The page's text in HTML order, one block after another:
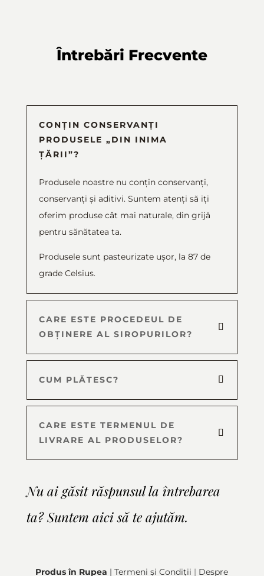
Întrebări Frecvente
CONȚIN CONSERVANȚI
PRODUSELE „DIN INIMA
ȚĂRII”?
Produsele noastre nu conțin conservanți,
conservanți și aditivi. Suntem atenți să iți
oferim produse cât mai naturale, din grijă
pentru sănătatea ta.
Produsele sunt pasteurizate ușor, la 87 de
grade Celsius.
CARE ESTE PROCEDEUL DE
OBȚINERE AL SIROPURILOR?
CUM PLĂTESC?
CARE ESTE TERMENUL DE
LIVRARE AL PRODUSELOR?
Nu ai găsit răspunsul la întrebarea
ta? Suntem aici să te ajutăm.
Produs în Rupea | Termeni și Condiții | Despre